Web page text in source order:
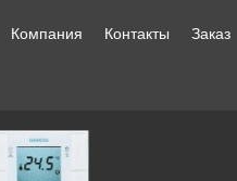
Компания Контакты Заказ